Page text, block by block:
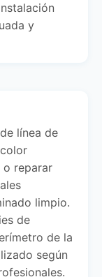
y
línea de
o reparar
limpio.
de
de la
según